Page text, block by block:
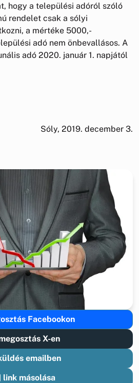
hogy a települési adóról szóló
rendelet csak a sólyi
a mértéke 5000,-
adó nem önbevallásos. A
adó 2020. január 1. napjától
Sóly, 2019. december 3.
Facebookon
X-en
emailben
link másolása